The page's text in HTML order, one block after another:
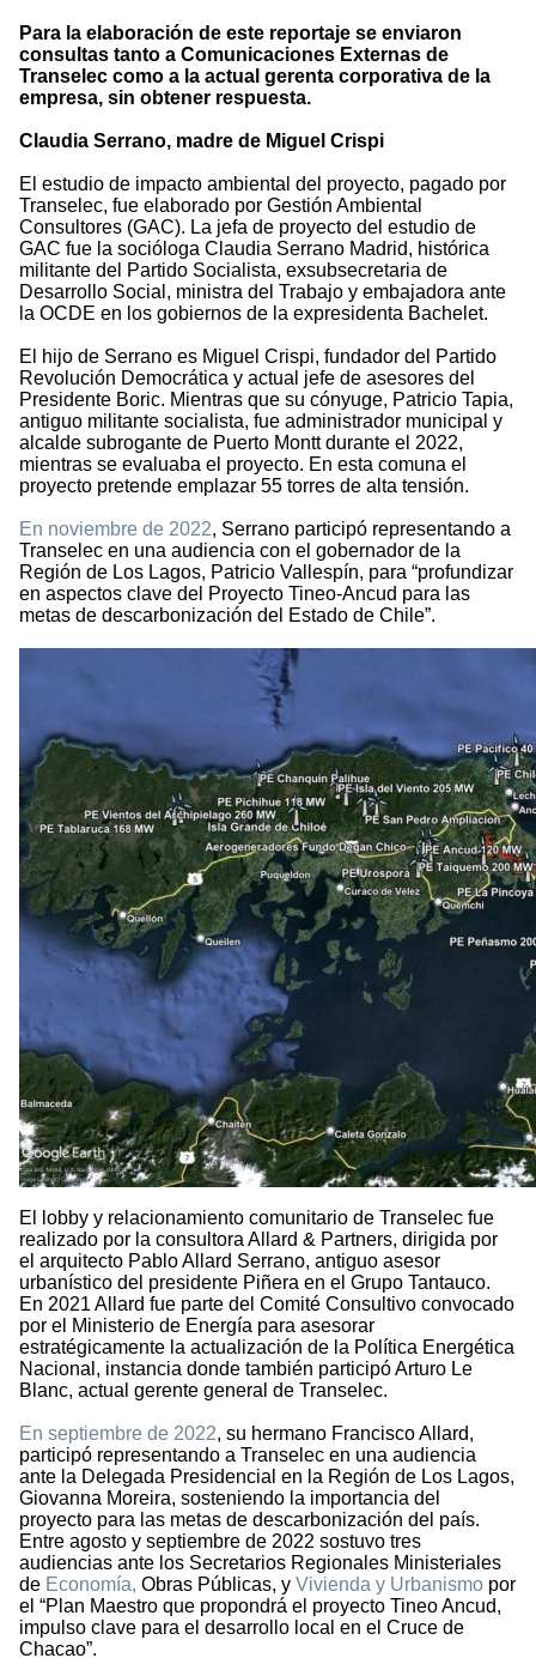
Para la elaboración de este reportaje se enviaron
consultas tanto a Comunicaciones Externas de
Transelec como a la actual gerenta corporativa de la
empresa, sin obtener respuesta.
Claudia Serrano, madre de Miguel Crispi
El estudio de impacto ambiental del proyecto, pagado por
Transelec, fue elaborado por Gestión Ambiental
Consultores (GAC). La jefa de proyecto del estudio de
GAC fue la socióloga Claudia Serrano Madrid, histórica
militante del Partido Socialista, exsubsecretaria de
Desarrollo Social, ministra del Trabajo y embajadora ante
la OCDE en los gobiernos de la expresidenta Bachelet.
El hijo de Serrano es Miguel Crispi, fundador del Partido
Revolución Democrática y actual jefe de asesores del
Presidente Boric. Mientras que su cónyuge, Patricio Tapia,
antiguo militante socialista, fue administrador municipal y
alcalde subrogante de Puerto Montt durante el 2022,
mientras se evaluaba el proyecto. En esta comuna el
proyecto pretende emplazar 55 torres de alta tensión.
En noviembre de 2022, Serrano participó representando a
Transelec en una audiencia con el gobernador de la
Región de Los Lagos, Patricio Vallespín, para “profundizar
en aspectos clave del Proyecto Tineo-Ancud para las
metas de descarbonización del Estado de Chile”.
El lobby y relacionamiento comunitario de Transelec fue
realizado por la consultora Allard & Partners, dirigida por
el arquitecto Pablo Allard Serrano, antiguo asesor
urbanístico del presidente Piñera en el Grupo Tantauco.
En 2021 Allard fue parte del Comité Consultivo convocado
por el Ministerio de Energía para asesorar
estratégicamente la actualización de la Política Energética
Nacional, instancia donde también participó Arturo Le
Blanc, actual gerente general de Transelec.
En septiembre de 2022, su hermano Francisco Allard,
participó representando a Transelec en una audiencia
ante la Delegada Presidencial en la Región de Los Lagos,
Giovanna Moreira, sosteniendo la importancia del
proyecto para las metas de descarbonización del país.
Entre agosto y septiembre de 2022 sostuvo tres
audiencias ante los Secretarios Regionales Ministeriales
de Economía, Obras Públicas, y Vivienda y Urbanismo por
el “Plan Maestro que propondrá el proyecto Tineo Ancud,
impulso clave para el desarrollo local en el Cruce de
Chacao”.